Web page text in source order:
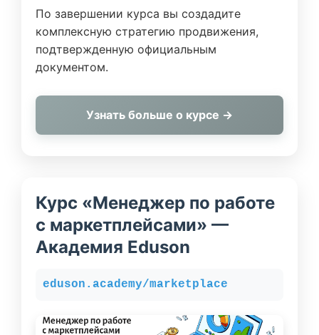
По завершении курса вы создадите
комплексную стратегию продвижения,
подтвержденную официальным
документом.
Узнать больше о курсе →
Курс «Менеджер по работе
с маркетплейсами» —
Академия Eduson
eduson.academy/marketplace